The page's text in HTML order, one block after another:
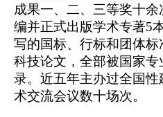
成果一、二、三等奖十
编并正式出版学术专著5
写的国标、行标和团体
科技论文，全部被国家
录。近五年主办过全国
术交流会议数十场次。